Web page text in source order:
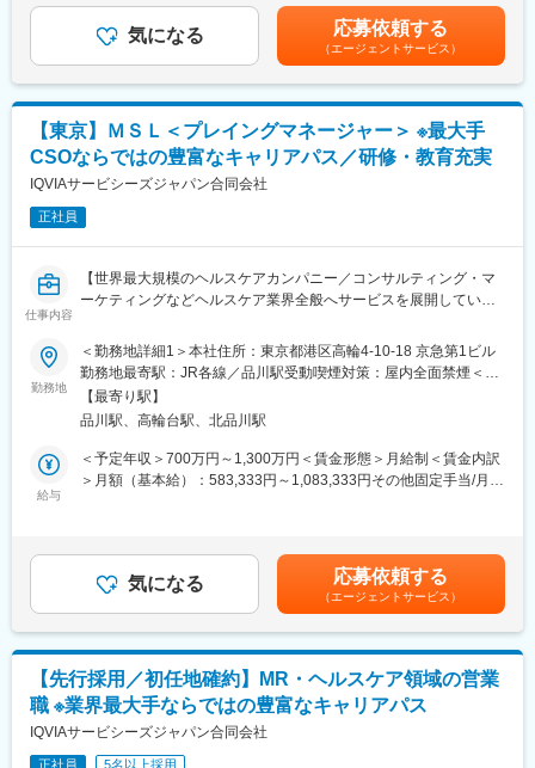
《職種に関して》
■MRとは主に医師や薬剤師等へ、担当製品の情報提供を行いま
す。担当施設の患者様に応じた情報提供や、担当製品の処方後の
変更の範囲：会社の定める業務
担当者）とのリレーション構築
・医療従事者向けの説明会の企画・実施、医師同士のコミュニケ
ーション推進のための研究会・勉強会の立ち上げ、講演会の企
■CSO業界の動向：CSO業界の今後の動向としては今後のニーズ
が拡大していくことが見込まれます。メーカーMRの場合は新製品
の上市、競合品の出現、特許切れ、等によってMRの雇用が流動的
となるケースもありますが、ヘルスケアのマーケットで見た時に
は市場はかなりの拡大フェーズにございます。そのため、販売を
アウトソースする欧米的な手法が今後はベーシックなものとな
り、コントラクトMRとして息の長いキャリアを形成することがで
きるのです。
■当社について：当社は米国に本社を置き、世界100以上の国や地
び臨床試験サービスを提供する世界的なリーディングカンパニー
です。当社は、疾患領域、サイエンス、解析における長年の経験
や知識を生かして、様々なサービスを提供し続けています。
手当支給する。【補足】プロジェクト稼働手当(35,000円)、外勤
日当（1日1,500円／外勤3.5時間以上）■変動賞与制（6月・12
月・3月）※平均実績6ヶ月分■インセンティブ：3月（対象者）賃
金はあくまでも目安の金額であり、選考を通じて上下する可能性
があります。月給(月額)は固定手当を含めた表記です。
気になる 応募依頼する
（エージェントサービス）
【東京】ＭＳＬ＜プレイングマネージャー＞ ※最大手
CSOならではの豊富なキャリアパス／研修・教育充実
IQVIAサービシーズジャパン合同会社
正社員
仕事内容
【世界最大規模のヘルスケアカンパニー／コンサルティング・マ
ーケティングなどヘルスケア業界全般へサービスを展開している
を募集いたします！】
■業務概要：
国内トップクラスの規模とプロジェクト受託実績を誇る当社の一
員となり、MSL（メディカル・サイエンス・リエゾン）として、
IQVIAのクライアントである医薬品メーカーにてご活躍いただきま
す。
外医科学専門家と同じ科学者同士の立場で医学的・科学的情報の
交換並びに意見交換を通じて、アンメット・メディカル・ニーズ
（注：未だ満たされていない医療ニーズ、有効な治療方法がない
の最新情報を収集し、データの解釈や今後必要なデータ等につい
て医療者と議論を行い、インサイト（知見）を得て、より安全な
薬剤の使い方の検討や、より使いやすい薬剤への改善に活かしま
す。これにより、治療の効率が上がったり、適応症（対象となる
疾病）が増えたり、次の新薬開発のヒントを得ることで、薬剤価
勤務地
＜勤務地詳細1＞本社住所：東京都港区高輪4-10-18 京急第1ビル
勤務地最寄駅：JR各線／品川駅受動喫煙対策：屋内全面禁煙＜勤
務地詳細2＞全国住所：全国 ※希望勤務地はアドバイザーにお伝
えください。 受動喫煙対策：屋内全面禁煙変更の範囲：会社の定
【最寄り駅】
品川駅、高輪台駅、北品川駅
給与
＜予定年収＞700万円～1,300万円＜賃金形態＞月給制＜賃金内訳
＞月額（基本給）：583,333円～1,083,333円その他固定手当/月：
する。【補足】プロジェクト稼働手当(35,000円)、外勤日当（1日
1,500円／外勤3.5時間以上）■変動賞与制（6月・12月・3月）※平
均実績6ヶ月分■インセンティブ：3月（対象者）賃金はあくまで
も目安の金額であり、選考を通じて上下する可能性があります。
月給(月額)は固定手当を含めた表記です。
気になる 応募依頼する
（エージェントサービス）
【先行採用／初任地確約】MR・ヘルスケア領域の営業
職 ※業界最大手ならではの豊富なキャリアパス
IQVIAサービシーズジャパン合同会社
正社員 5名以上採用